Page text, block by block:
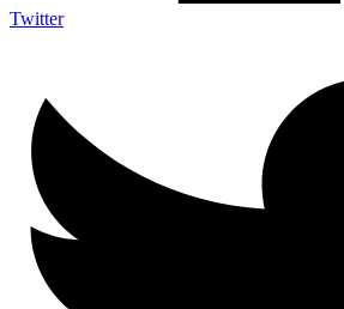
Twitter